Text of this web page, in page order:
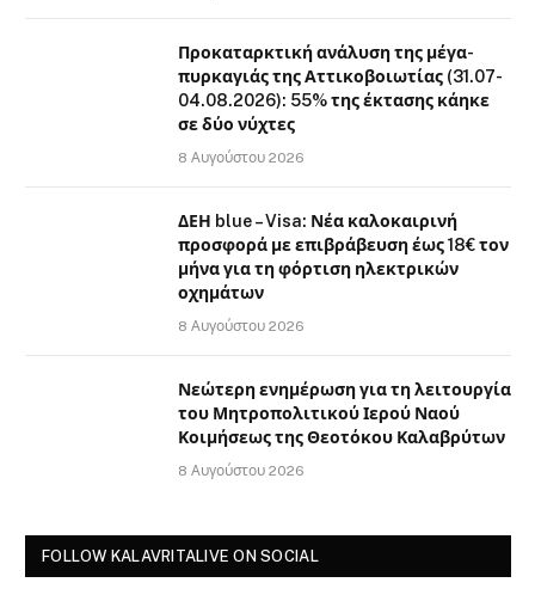
Προκαταρκτική ανάλυση της μέγα-
πυρκαγιάς της Αττικοβοιωτίας (31.07-
04.08.2026): 55% της έκτασης κάηκε
σε δύο νύχτες
8 Αυγούστου 2026
ΔΕΗ blue – Visa: Νέα καλοκαιρινή
προσφορά με επιβράβευση έως 18€ τον
μήνα για τη φόρτιση ηλεκτρικών
οχημάτων
8 Αυγούστου 2026
Νεώτερη ενημέρωση για τη λειτουργία
του Μητροπολιτικού Ιερού Ναού
Κοιμήσεως της Θεοτόκου Καλαβρύτων
8 Αυγούστου 2026
FOLLOW KALAVRITALIVE ON SOCIAL